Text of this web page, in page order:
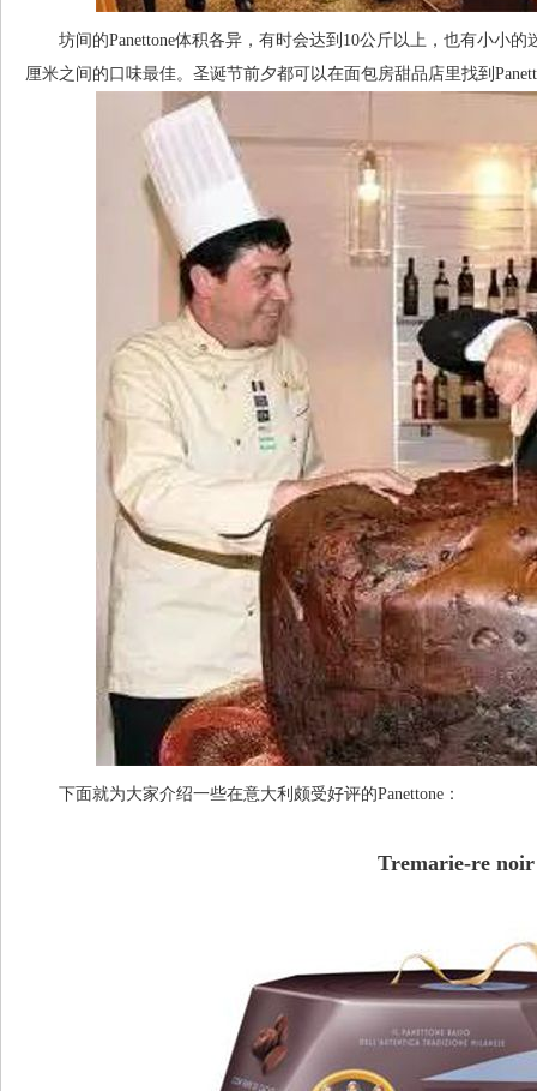
坊间的Panettone体积各异，有时会达到10公斤以上，也有小小的
厘米之间的口味最佳。圣诞节前夕都可以在面包房甜品店里找到
下面就为大家介绍一些在意大利颇受好评的Panettone：
Tremarie-re noir